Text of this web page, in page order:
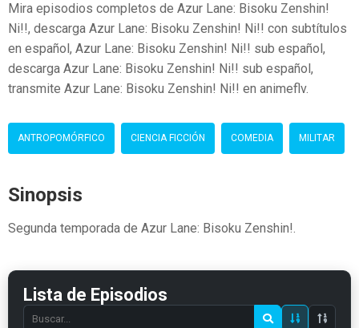
Mira episodios completos de Azur Lane: Bisoku Zenshin!
Ni!!, descarga Azur Lane: Bisoku Zenshin! Ni!! con subtítulos
en español, Azur Lane: Bisoku Zenshin! Ni!! sub español,
descarga Azur Lane: Bisoku Zenshin! Ni!! sub español,
transmite Azur Lane: Bisoku Zenshin! Ni!! en animeflv.
ANTROPOMÓRFICO CIENCIA FICCIÓN COMEDIA MILITAR
Sinopsis
Segunda temporada de Azur Lane: Bisoku Zenshin!.
Lista de Episodios
Search